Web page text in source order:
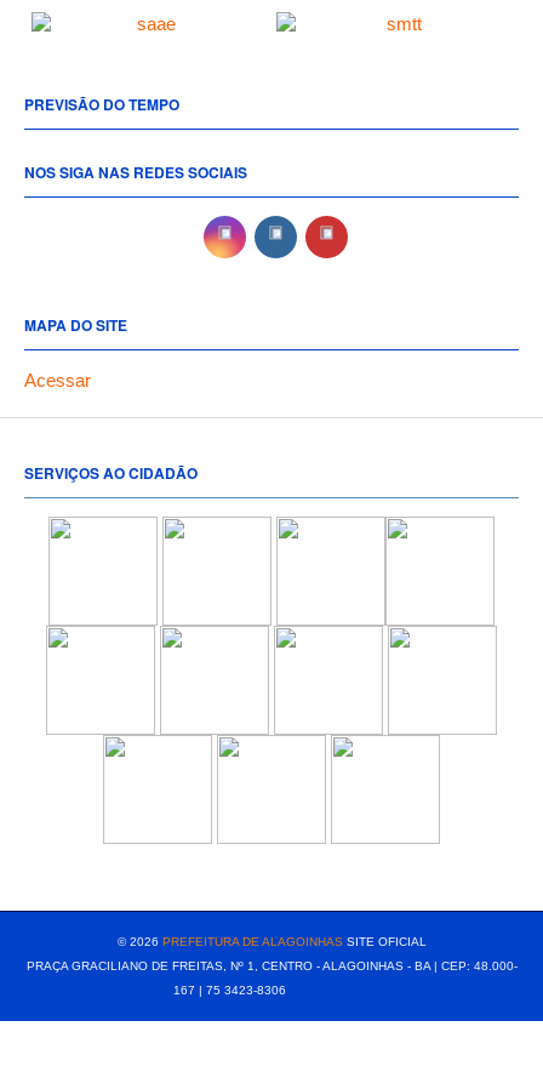
PREVISÃO DO TEMPO
NOS SIGA NAS REDES SOCIAIS
MAPA DO SITE
Acessar
SERVIÇOS AO CIDADÃO
© 2026 PREFEITURA DE ALAGOINHASSITE OFICIAL
PRAÇA GRACILIANO DE FREITAS, Nº 1, CENTRO - ALAGOINHAS - BA | CEP: 48.000-
167 | 75 3423-8306⠀⠀⠀⠀⠀⠀⠀⠀⠀⠀